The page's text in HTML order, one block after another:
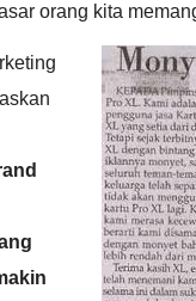
orang kita